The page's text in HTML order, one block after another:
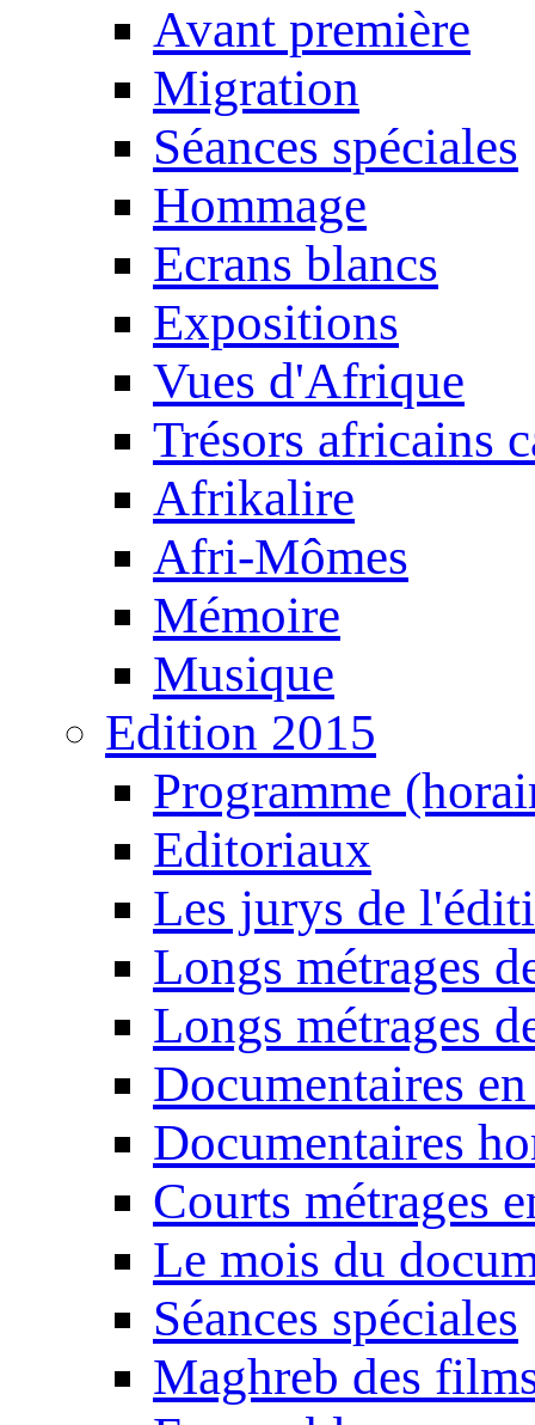
Avant première
Migration
Séances spéciales
Hommage
Ecrans blancs
Expositions
Vues d'Afrique
Trésors africains
Afrikalire
Afri-Mômes
Mémoire
Musique
Edition 2015
Programme
Editoriaux
Les jurys de
Longs métrages
Longs métrages
Documentaires
Documentaires
Courts métrages
Le mois du
Séances spéciales
Maghreb des